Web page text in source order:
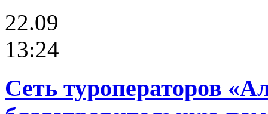
22.09
13:24
Сеть туроператоров